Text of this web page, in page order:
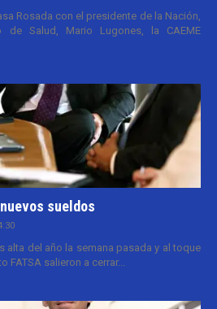
Rosada con el presidente de la Nación,
Salud, Mario Lugones, la CAEME
sueldos
alta del año la semana pasada y al toque
salieron a cerrar...